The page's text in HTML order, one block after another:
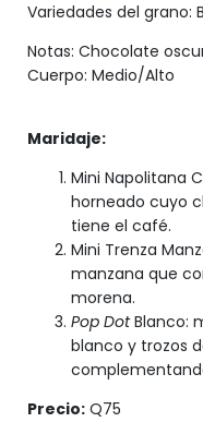
Variedades del grano:
Notas: Chocolate
Cuerpo: Medio/Alto
Maridaje:
Mini Napolitana
horneado cuyo
tiene el café.
Mini Trenza
manzana que
morena.
Pop DotBlanco:
blanco y trozos
Precio: Q75